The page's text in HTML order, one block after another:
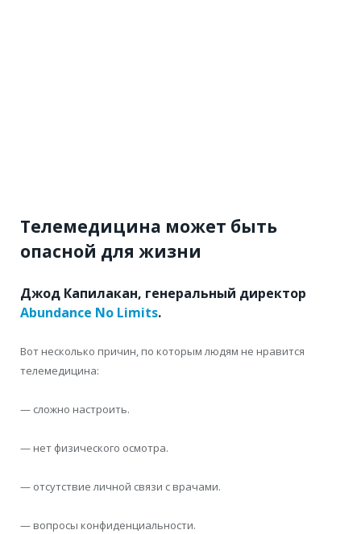
Телемедицина может быть
опасной для жизни
Джод Капилакан, генеральный директор
Abundance No Limits.
Вот несколько причин, по которым людям не нравится
телемедицина:
— сложно настроить.
— нет физического осмотра.
— отсутствие личной связи с врачами.
— вопросы конфиденциальности.